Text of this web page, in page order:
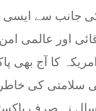
جانب سے
اور عالمی
امریکہ کا آج
سلامتی کی خاطر
نہ صرف